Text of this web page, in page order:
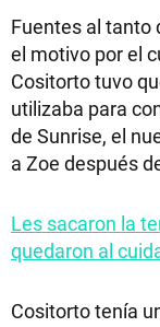
Fuentes al tanto
el motivo por el
Cositorto tuvo
utilizaba para
de Sunrise, el
a Zoe después
Les sacaron la
quedaron al
Cositorto tenía